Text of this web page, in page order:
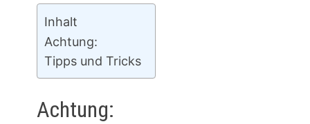
Inhalt
Achtung:
Tipps und Tricks
Achtung: